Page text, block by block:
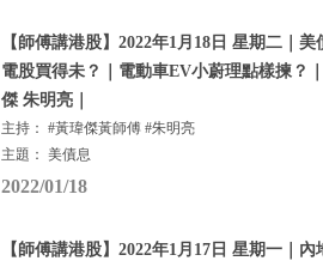
【師傅講港股】2022年1月18日 星期二｜
電股買得未？｜電動車EV小蔚理點樣揀？
傑 朱明亮｜
主持： #黃瑋傑黃師傅 #朱明亮
主題： 美債息
2022/01/18
【師傅講港股】2022年1月17日 星期一｜